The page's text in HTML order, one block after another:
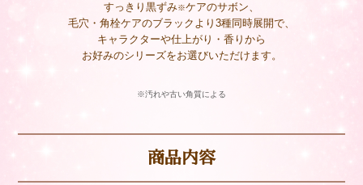
すっきり黒ずみ※ケアのサボン、
毛穴・角栓ケアのブラックより3種同時展開で、
キャラクターや仕上がり・⾹りから
お好みのシリーズをお選びいただけます。
※汚れや古い角質による
商品内容